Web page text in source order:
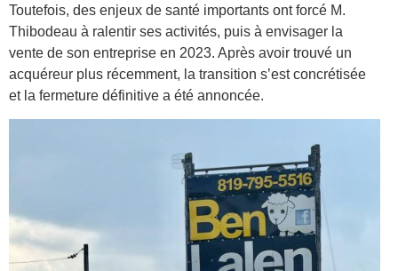
Toutefois, des enjeux de santé importants ont forcé M.
Thibodeau à ralentir ses activités, puis à envisager la
vente de son entreprise en 2023. Après avoir trouvé un
acquéreur plus récemment, la transition s’est concrétisée
et la fermeture définitive a été annoncée.